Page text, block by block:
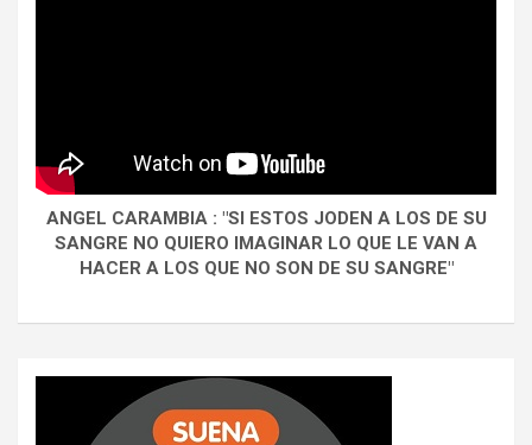
ANGEL CARAMBIA : "SI ESTOS JODEN A LOS DE SU
SANGRE NO QUIERO IMAGINAR LO QUE LE VAN A
HACER A LOS QUE NO SON DE SU SANGRE"